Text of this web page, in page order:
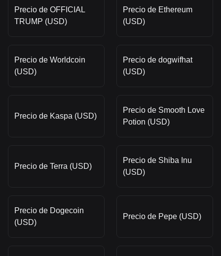
Precio de OFFICIAL
TRUMP (USD)
Precio de Ethereum
(USD)
Precio de Worldcoin
(USD)
Precio de dogwifhat
(USD)
Precio de Kaspa (USD)
Precio de Smooth Love
Potion (USD)
Precio de Terra (USD)
Precio de Shiba Inu
(USD)
Precio de Dogecoin
(USD)
Precio de Pepe (USD)